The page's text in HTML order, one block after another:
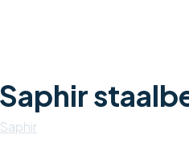
Saphir
Saphir